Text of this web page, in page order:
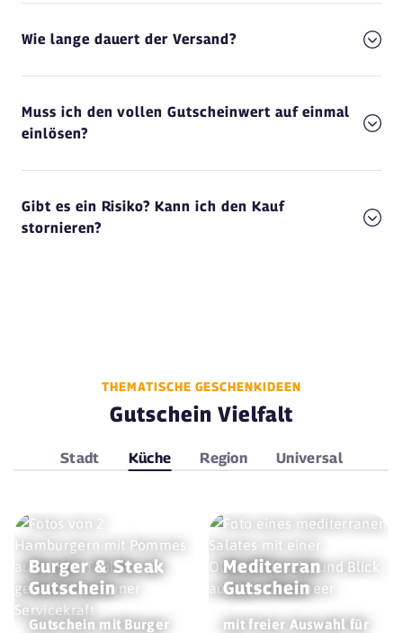
Wie lange dauert der Versand?
Muss ich den vollen Gutscheinwert auf einmal
einlösen?
Gibt es ein Risiko? Kann ich den Kauf
stornieren?
THEMATISCHE GESCHENKIDEEN
Gutschein Vielfalt
Stadt Küche Region Universal
Burger & Steak
Gutschein
Gutschein mit Burger
Mediterran
Gutschein
mit freier Auswahl für